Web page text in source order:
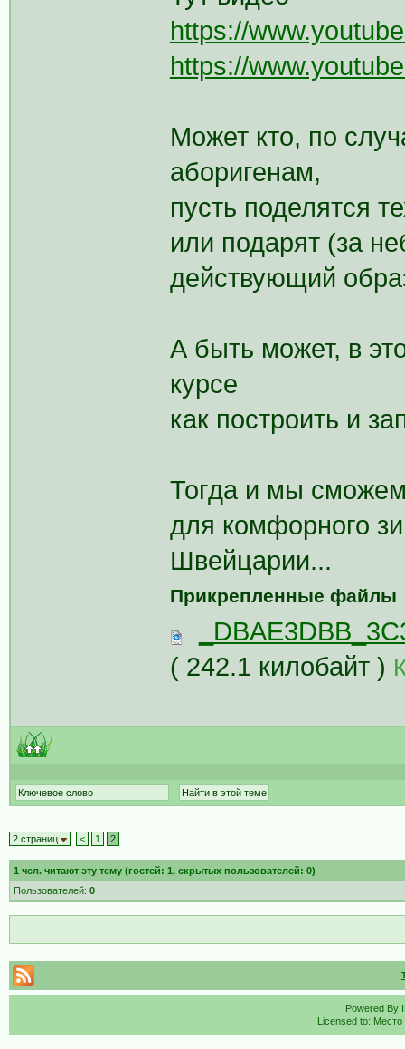
https://
https://
Может кто, по
аборигенам,
пусть поделятся
или подарят (за
действующий
А быть может, в
курсе
как построить и
Тогда и мы сможем
для комфорного
Швейцарии...
Прикрепленные файлы
( 242.1 килобайт )
2 страниц < 1 2
1 чел. читают эту тему (гостей: 1, скрытых пользователей: 0)
Пользователей: 0
Powered By
Licensed to: